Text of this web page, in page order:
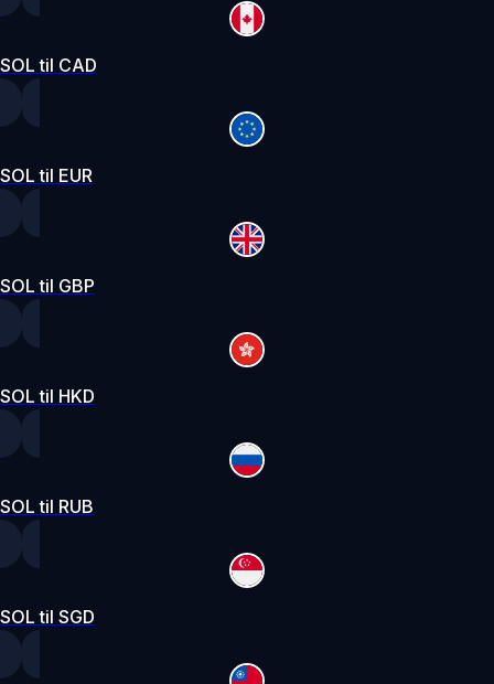
SOL til CAD
SOL til EUR
SOL til GBP
SOL til HKD
SOL til RUB
SOL til SGD